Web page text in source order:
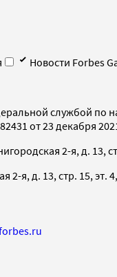
Новости Forbes
службой по
от 23 декабря
2-я, д. 13,
2-я, д. 13, стр. 15, эт.